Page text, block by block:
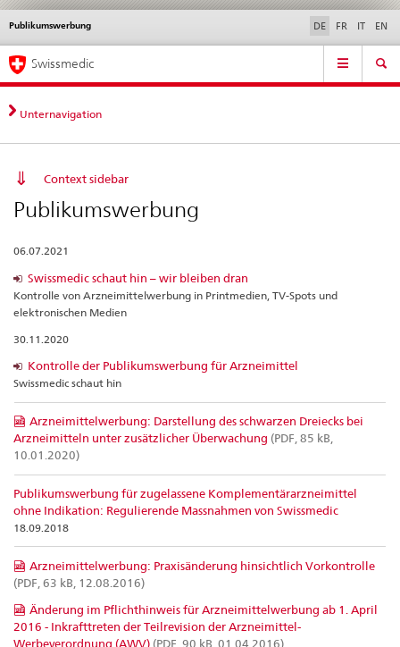
Direktnavigation
News,
Rechtsgrundlagen,
Kontakt
News & Updates Kontakt | Support & Hilfe
Publikumswerbung
Sprachwahl DE FR IT EN
Service
Hauptnavigation
Swissmedic
Unternavigation
Context sidebar
Publikumswerbung
06.07.2021
Swissmedic schaut hin – wir bleiben dran
Kontrolle von Arzneimittelwerbung in Printmedien, TV-Spots und
elektronischen Medien
30.11.2020
Kontrolle der Publikumswerbung für Arzneimittel
Swissmedic schaut hin
Arzneimittelwerbung: Darstellung des schwarzen Dreiecks bei
Arzneimitteln unter zusätzlicher Überwachung (PDF, 85 kB,
10.01.2020)
Publikumswerbung für zugelassene Komplementärarzneimittel
ohne Indikation: Regulierende Massnahmen von Swissmedic
18.09.2018
Arzneimittelwerbung: Praxisänderung hinsichtlich Vorkontrolle
(PDF, 63 kB, 12.08.2016)
Änderung im Pflichthinweis für Arzneimittelwerbung ab 1. April
2016 - Inkrafttreten der Teilrevision der Arzneimittel-
Werbeverordnung (AWV) (PDF, 90 kB, 01.04.2016)